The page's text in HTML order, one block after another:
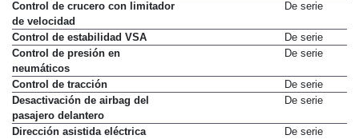
Control de crucero con limitador
de velocidad
De serie
Control de estabilidad VSA
De serie
Control de presión en
neumáticos
De serie
Control de tracción
De serie
Desactivación de airbag del
pasajero delantero
De serie
Dirección asistida eléctrica
De serie